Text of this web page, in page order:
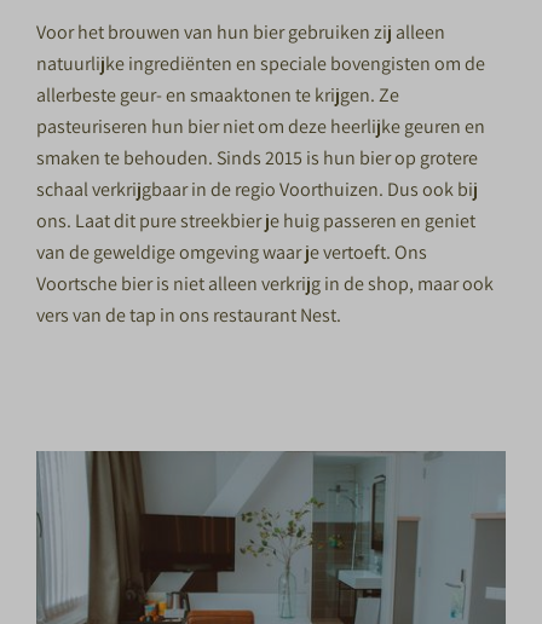
Voor het brouwen van hun bier gebruiken zij alleen
natuurlijke ingrediënten en speciale bovengisten om de
allerbeste geur- en smaaktonen te krijgen. Ze
pasteuriseren hun bier niet om deze heerlijke geuren en
smaken te behouden. Sinds 2015 is hun bier op grotere
schaal verkrijgbaar in de regio Voorthuizen. Dus ook bij
ons. Laat dit pure streekbier je huig passeren en geniet
van de geweldige omgeving waar je vertoeft. Ons
Voortsche bier is niet alleen verkrijg in de shop, maar ook
vers van de tap in ons restaurant Nest.